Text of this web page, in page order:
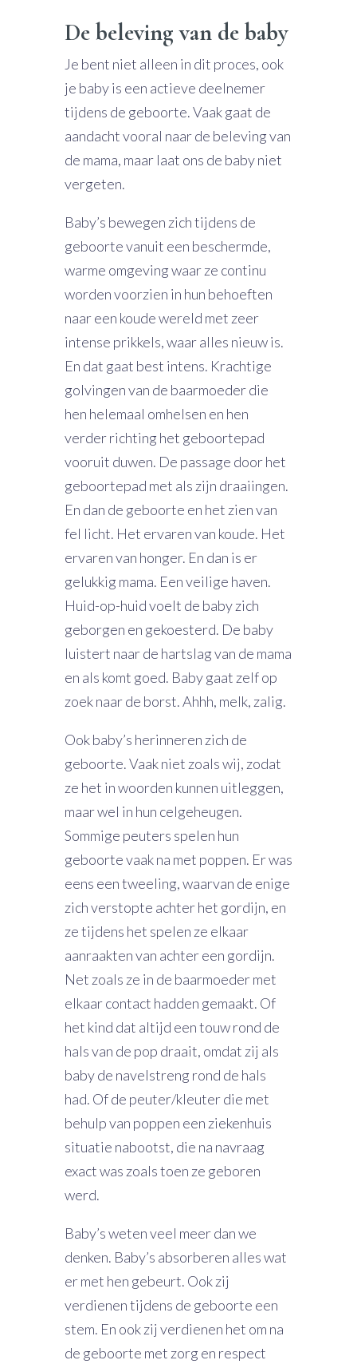
De beleving van de baby
Je bent niet alleen in dit proces, ook
je baby is een actieve deelnemer
tijdens de geboorte. Vaak gaat de
aandacht vooral naar de beleving van
de mama, maar laat ons de baby niet
vergeten.
Baby’s bewegen zich tijdens de
geboorte vanuit een beschermde,
warme omgeving waar ze continu
worden voorzien in hun behoeften
naar een koude wereld met zeer
intense prikkels, waar alles nieuw is.
En dat gaat best intens. Krachtige
golvingen van de baarmoeder die
hen helemaal omhelsen en hen
verder richting het geboortepad
vooruit duwen. De passage door het
geboortepad met als zijn draaiingen.
En dan de geboorte en het zien van
fel licht. Het ervaren van koude. Het
ervaren van honger. En dan is er
gelukkig mama. Een veilige haven.
Huid-op-huid voelt de baby zich
geborgen en gekoesterd. De baby
luistert naar de hartslag van de mama
en als komt goed. Baby gaat zelf op
zoek naar de borst. Ahhh, melk, zalig.
Ook baby’s herinneren zich de
geboorte. Vaak niet zoals wij, zodat
ze het in woorden kunnen uitleggen,
maar wel in hun celgeheugen.
Sommige peuters spelen hun
geboorte vaak na met poppen. Er was
eens een tweeling, waarvan de enige
zich verstopte achter het gordijn, en
ze tijdens het spelen ze elkaar
aanraakten van achter een gordijn.
Net zoals ze in de baarmoeder met
elkaar contact hadden gemaakt. Of
het kind dat altijd een touw rond de
hals van de pop draait, omdat zij als
baby de navelstreng rond de hals
had. Of de peuter/kleuter die met
behulp van poppen een ziekenhuis
situatie nabootst, die na navraag
exact was zoals toen ze geboren
werd.
Baby’s weten veel meer dan we
denken. Baby’s absorberen alles wat
er met hen gebeurt. Ook zij
verdienen tijdens de geboorte een
stem. En ook zij verdienen het om na
de geboorte met zorg en respect